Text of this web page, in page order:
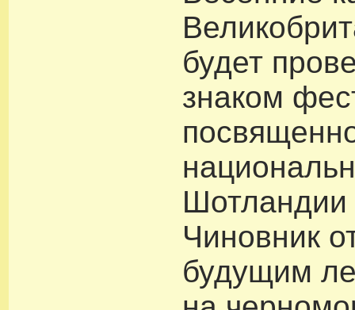
будет
знаком
Шотландии
Чиновник
будущим